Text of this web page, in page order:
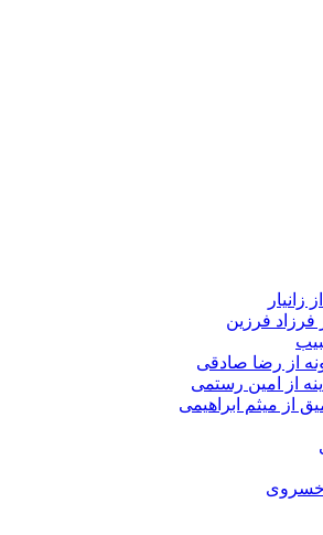
فرزین
از رضا صادقی
از امین رستمی
از میثم ابراهیمی
خسروی